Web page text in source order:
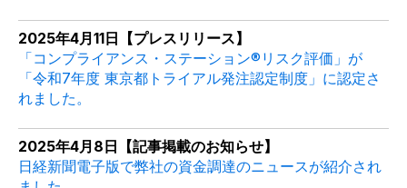
2025年4月11日【プレスリリース】
「コンプライアンス・ステーション®リスク評価」が
「令和7年度 東京都トライアル発注認定制度」に認定さ
れました。
2025年4月8日【記事掲載のお知らせ】
日経新聞電子版で弊社の資金調達のニュースが紹介され